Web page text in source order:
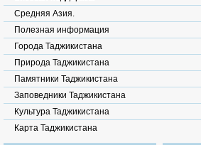
Средняя Азия.
Полезная информация
Города Таджикистана
Природа Таджикистана
Памятники Таджикистана
Заповедники Таджикистана
Культура Таджикистана
Карта Таджикистана